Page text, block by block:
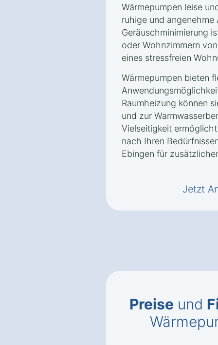
Wärmepumpen leise
ruhige und angenehme
Geräuschminimierung
oder Wohnzimmern
eines stressfreien
Wärmepumpen bieten
Raumheizung können
und zur
Vielseitigkeit
nach Ihren
Ebingen für
Jetzt
Preise und